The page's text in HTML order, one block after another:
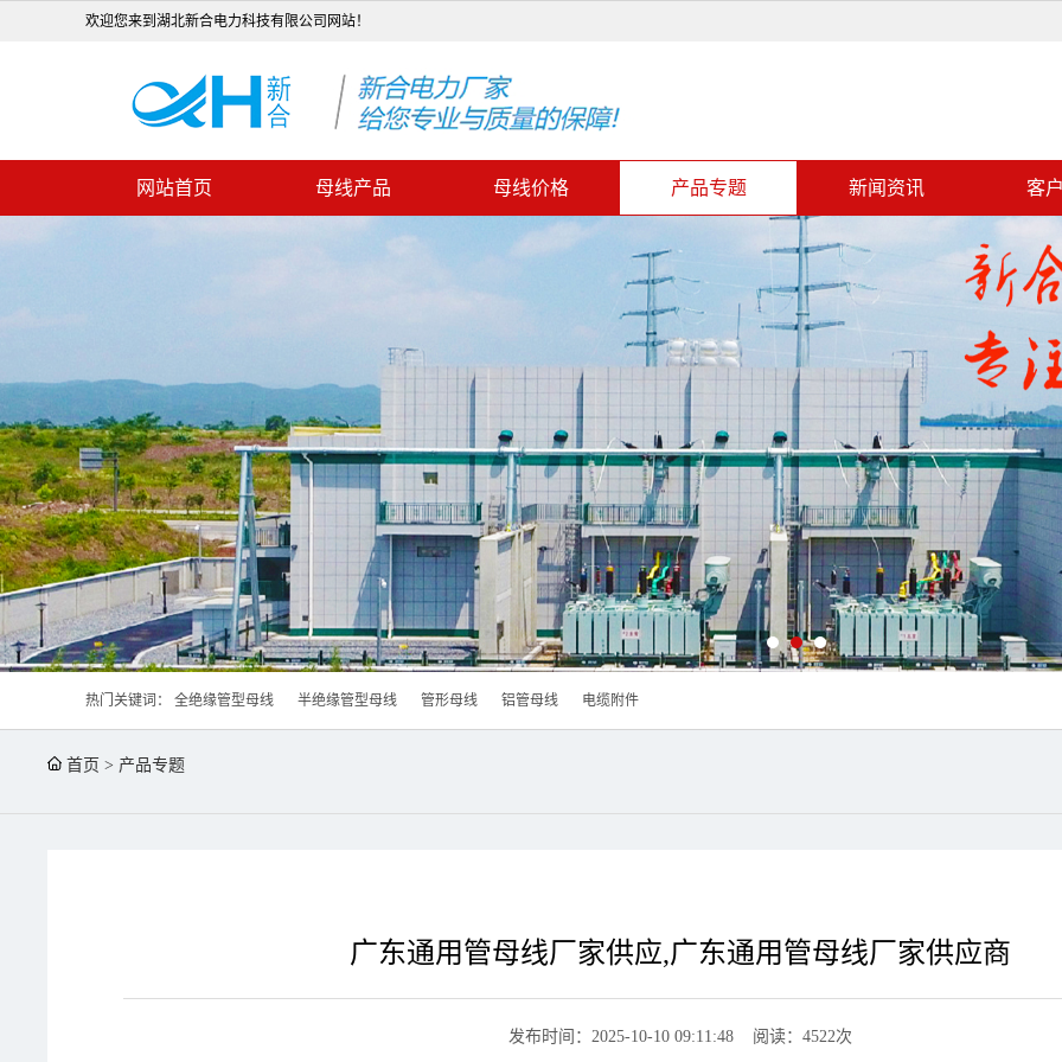
欢迎您来到湖北新合电力科技有限公司网站！
网站首页 母线产品 母线价格 产品专题 新闻资讯 客
热门关键词： 全绝缘管型母线 半绝缘管型母线 管形母线 铝管母线 电缆附件
首页 > 产品专题
广东通用管母线厂家供应,广东通用管母线厂家供应商
发布时间：2025-10-10 09:11:48 阅读：4522次